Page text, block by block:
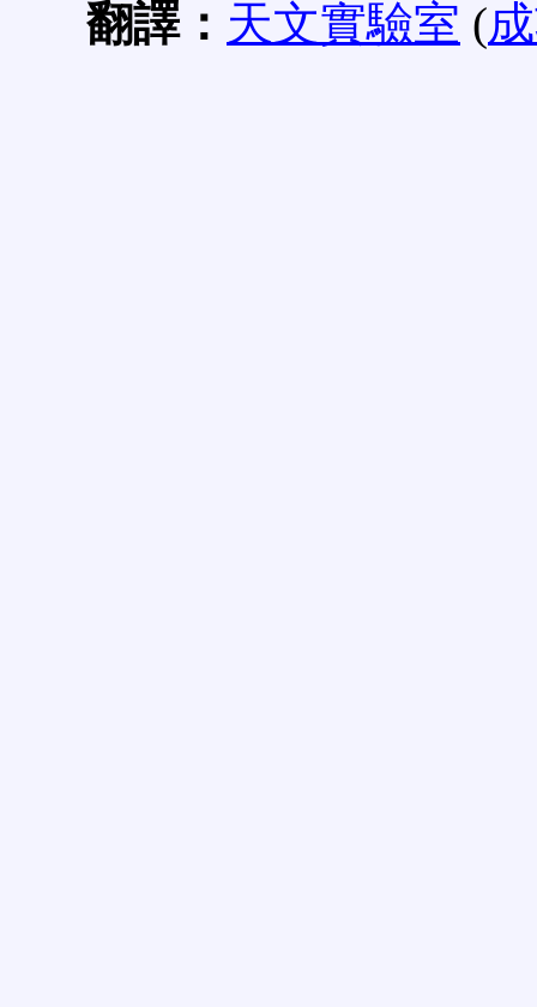
翻譯： 天文實驗室 (